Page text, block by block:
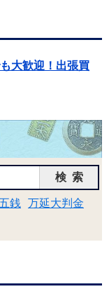
大歓迎！出張買
検索
銭 万延大判金